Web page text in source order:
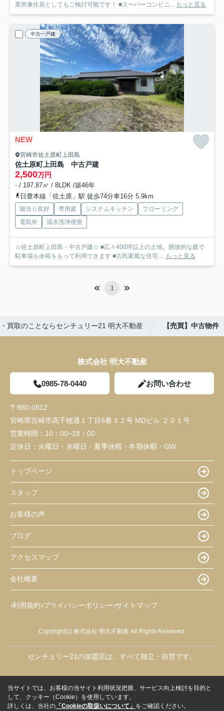
業所兼住居としてもご検討可能です！ ■スーパーコンビニ...
もっと見る
中古一戸建
NEW
宮崎市佐土原町上田島
佐土原町上田島 中古戸建
2,500万円
- / 197.87㎡ / 8LDK /築46年
日豊本線「佐土原」駅 徒歩74分車16分 5.9km
陽当り良好 専用庭 システムキッチン
フローリング
電気有
温水洗浄便座
☆佐土原町上田島・中古戸建☆ ■広々400坪以上の土地。開放的な庭で
駐車場も余裕をもって利用できます ■古民家風な住宅 ...
もっと見る
1
買取のことならセンチュリー21 明大不動産 【売買】中古物件
株式会社 明大不動産
0985-78-0440 お問い合わせ
〒880-0812
宮崎県宮崎市高千穂通１丁目6番３２号 MDビル ２０１号
営業時間： 10：00~18：00
定休日： 火曜日・水曜日・夏季休暇・冬期休暇・GW
トップページ
スタッフ
お客様の声
ブログ
アクセスマップ
会社概要
利用規約 プライバシーポリシー サイトマップ
Copyright(c) 株式会社 明大不動産 All Rights Reserved.
センチュリー21の加盟店は、すべて独立・自営です。
当サイトでは、お客様の当サイト利用状況把握、サービス向上検討を目的と
して、クッキー（Cookie）を使用しています。
詳しくは、当社の 「Cookieの取扱いについて」 をご確認ください。